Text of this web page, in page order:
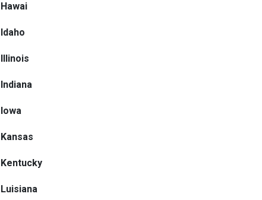
Hawai
Idaho
Illinois
Indiana
Iowa
Kansas
Kentucky
Luisiana